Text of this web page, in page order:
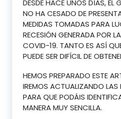
DESDE HACE UNOS DÍAS, EL
NO HA CESADO DE
MEDIDAS TOMADAS PARA
RECESIÓN GENERADA POR
COVID-19. TANTO ES ASÍ
PUEDE SER DIFÍCIL DE
HEMOS PREPARADO ESTE
IREMOS ACTUALIZANDO
PARA QUE PODÁIS
MANERA MUY SENCILLA.